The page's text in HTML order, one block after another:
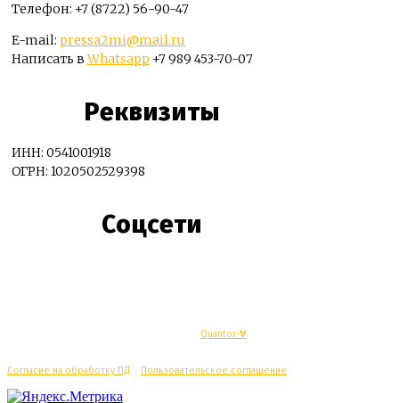
Телефон: +7 (8722) 56-90-47
E-mail: pressa2mi@mail.ru
Написать вWhatsapp +7 989 453-70-07
Реквизиты
ИНН: 0541001918
ОГРН: 1020502529398
Соцсети
Quantor-∀
Согласие на обработку ПД Пользовательское соглашение